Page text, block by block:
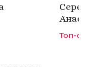
Топ-